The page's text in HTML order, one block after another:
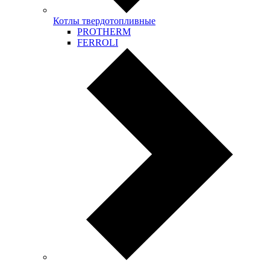
Котлы твердотопливные
PROTHERM
FERROLI